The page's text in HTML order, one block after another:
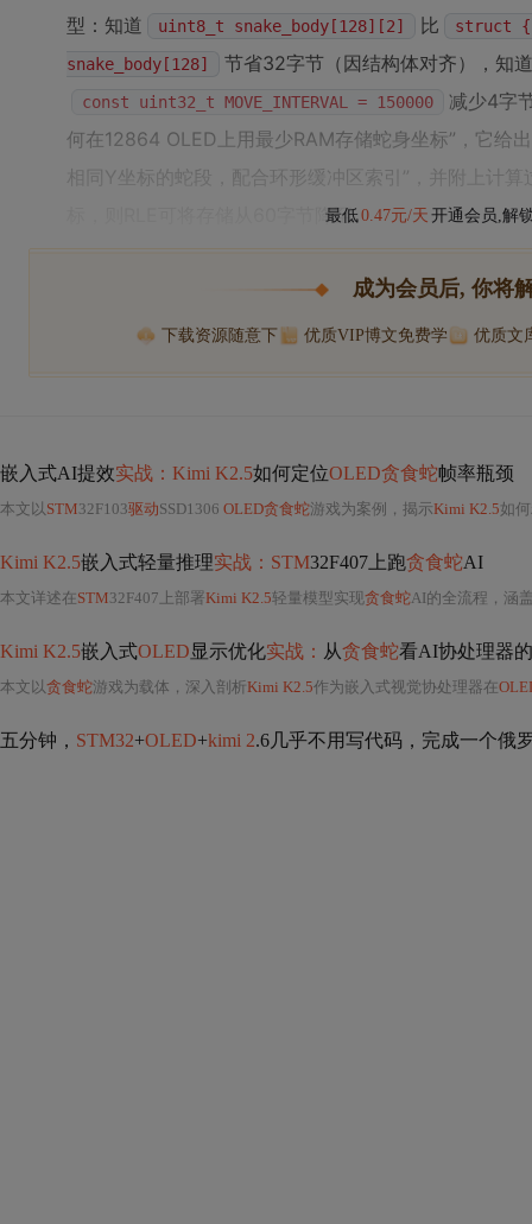
型：知道
uint8_t snake_body[128][2] 比
struct
snake_body[128]
节省32字节（因结构体对齐），知道
const uint32_t MOVE_INTERVAL = 150000
减少4字
何在12864 OLED上用最少RAM存储蛇身坐标”，它给
相同Y坐标的蛇段，配合环形缓冲区索引”，并附上计
标，则RLE可将存储从60字节降至
最低0.47元/天 开通会员,解
成为会员后, 你将
下载资源随意下 优质VIP博文免费学 优质文
嵌入式AI提效实战：Kimi K2.5如何定位OLED贪食蛇帧率瓶颈
本文以STM32F103驱动SSD1306 OLED贪食蛇游戏为案例，揭示Kimi K2.5如
Kimi K2.5嵌入式轻量推理实战：STM32F407上跑贪食蛇AI
本文详述在STM32F407上部署Kimi K2.5轻量模型实现贪食蛇AI的全流程，涵
Kimi K2.5嵌入式OLED显示优化实战： 从贪食蛇看AI协处理器
本文以贪食蛇游戏为载体，深入剖析Kimi K2.5作为嵌入式视觉协处理器在
五分钟， STM32+OLED+kimi 2.6几乎不用写代码，完成一个俄